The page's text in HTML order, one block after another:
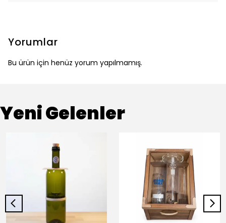
Yorumlar
Bu ürün için henüz yorum yapılmamış.
Yeni Gelenler